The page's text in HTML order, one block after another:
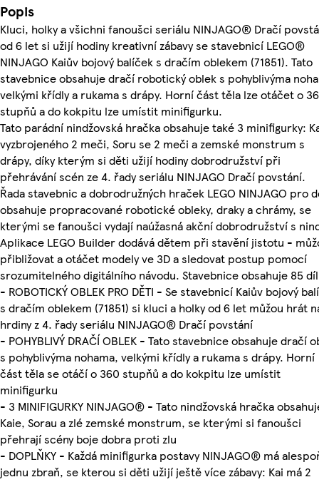
Popis
Kluci, holky a všichni fanoušci seriálu NINJAGO® Dračí
od 6 let si užijí hodiny kreativní zábavy se stavebnicí LEGO®
NINJAGO Kaiův bojový balíček s dračím oblekem (71851). Tato
stavebnice obsahuje dračí robotický oblek s pohyblivýma
velkými křídly a rukama s drápy. Horní část těla lze otáčet o
stupňů a do kokpitu lze umístit minifigurku.
Tato parádní nindžovská hračka obsahuje také 3 minifigurky:
vyzbrojeného 2 meči, Soru se 2 meči a zemské monstrum s
drápy, díky kterým si děti užijí hodiny dobrodružství při
přehrávání scén ze 4. řady seriálu NINJAGO Dračí povstání.
Řada stavebnic a dobrodružných hraček LEGO NINJAGO pro
obsahuje propracované robotické obleky, draky a chrámy, se
kterými se fanoušci vydají naúžasná akční dobrodružství s
Aplikace LEGO Builder dodává dětem při stavění jistotu -
přibližovat a otáčet modely ve 3D a sledovat postup pomocí
srozumitelného digitálního návodu. Stavebnice obsahuje 85
- ROBOTICKÝ OBLEK PRO DĚTI - Se stavebnicí Kaiův bojový
s dračím oblekem (71851) si kluci a holky od 6 let můžou hrát
hrdiny z 4. řady seriálu NINJAGO® Dračí povstání
- POHYBLIVÝ DRAČÍ OBLEK - Tato stavebnice obsahuje dračí
s pohyblivýma nohama, velkými křídly a rukama s drápy. Horní
část těla se otáčí o 360 stupňů a do kokpitu lze umístit
minifigurku
- 3 MINIFIGURKY NINJAGO® - Tato nindžovská hračka
Kaie, Sorau a zlé zemské monstrum, se kterými si fanoušci
přehrají scény boje dobra proti zlu
- DOPLŇKY - Každá minifigurka postavy NINJAGO® má
jednu zbraň, se kterou si děti užijí ještě více zábavy: Kai má 2